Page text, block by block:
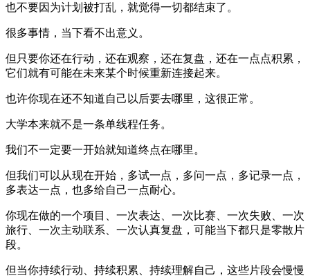
也不要因为计划被打乱，就觉得一切都结束了。
很多事情，当下看不出意义。
但只要你还在行动，还在观察，还在复盘，还在一点点积累，
它们就有可能在未来某个时候重新连接起来。
也许你现在还不知道自己以后要去哪里，这很正常。
大学本来就不是一条单线程任务。
我们不一定要一开始就知道终点在哪里。
但我们可以从现在开始，多试一点，多问一点，多记录一点，
多表达一点，也多给自己一点耐心。
你现在做的一个项目、一次表达、一次比赛、一次失败、一次
旅行、一次主动联系、一次认真复盘，可能当下都只是零散片
段。
但当你持续行动、持续积累、持续理解自己，这些片段会慢慢